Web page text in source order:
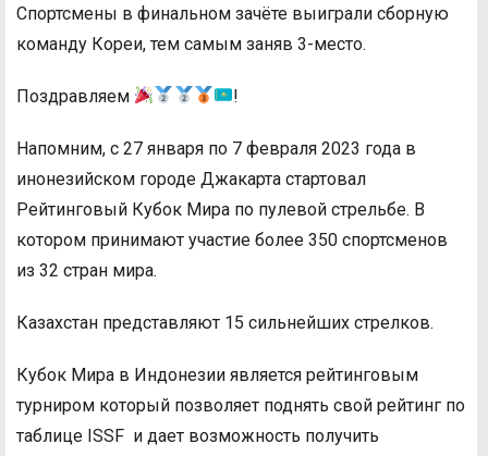
Спортсмены в финальном зачёте выиграли сборную
команду Кореи, тем самым заняв 3-место.
Поздравляем !
Напомним, с 27 января по 7 февраля 2023 года в
инонезийском городе Джакарта стартовал
Рейтинговый Кубок Мира по пулевой стрельбе. В
котором принимают участие более 350 спортсменов
из 32 стран мира.
Казахстан представляют 15 сильнейших стрелков.
Кубок Мира в Индонезии является рейтинговым
турниром который позволяет поднять свой рейтинг по
таблице ISSF и дает возможность получить